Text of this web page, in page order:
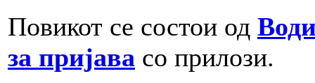
Повикот се состои од
за пријава со прилози.